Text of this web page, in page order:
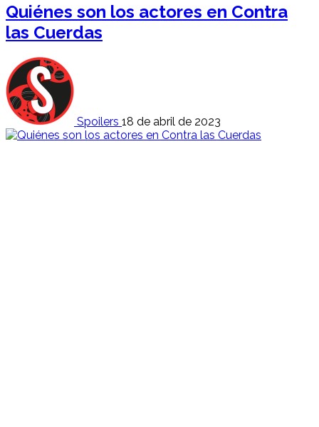
Quiénes son los actores en Contra
las Cuerdas
Spoilers 18 de abril de 2023